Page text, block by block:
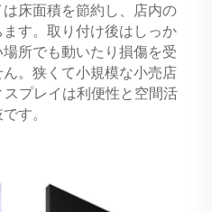
床面積を節約し、店内の
す。取り付け後はしっか
所でも動いたり損傷を受
。狭くて小規模な小売店
プレイは利便性と空間活
す。